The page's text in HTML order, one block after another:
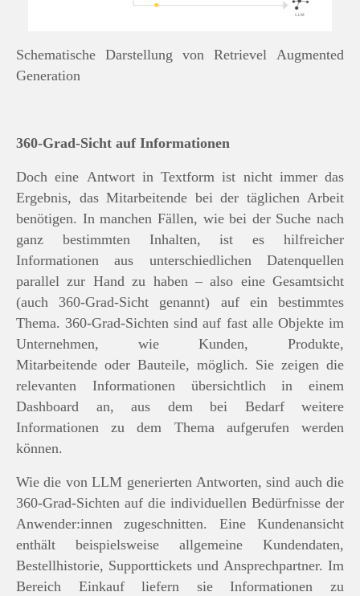
Schematische Darstellung von Retrievel Augmented
Generation
360-Grad-Sicht auf Informationen
Doch eine Antwort in Textform ist nicht immer das
Ergebnis, das Mitarbeitende bei der täglichen Arbeit
benötigen. In manchen Fällen, wie bei der Suche nach
ganz bestimmten Inhalten, ist es hilfreicher
Informationen aus unterschiedlichen Datenquellen
parallel zur Hand zu haben – also eine Gesamtsicht
(auch 360-Grad-Sicht genannt) auf ein bestimmtes
Thema. 360-Grad-Sichten sind auf fast alle Objekte im
Unternehmen, wie Kunden, Produkte,
Mitarbeitende oder Bauteile, möglich. Sie zeigen die
relevanten Informationen übersichtlich in einem
Dashboard an, aus dem bei Bedarf weitere
Informationen zu dem Thema aufgerufen werden
können.
Wie die von LLM generierten Antworten, sind auch die
360-Grad-Sichten auf die individuellen Bedürfnisse der
Anwender:innen zugeschnitten. Eine Kundenansicht
enthält beispielsweise allgemeine Kundendaten,
Bestellhistorie, Supporttickets und Ansprechpartner. Im
Bereich Einkauf liefern sie Informationen zu